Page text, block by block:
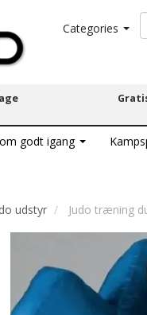
Categories
godt igang
udstyr Judo træning